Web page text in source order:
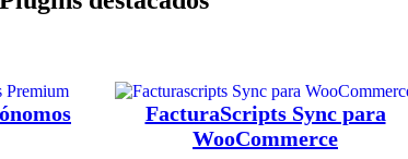
FacturaScripts Sync para
WooCommerce